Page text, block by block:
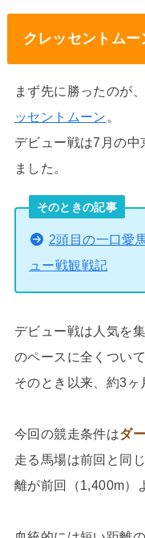
クレッセントムー
まず先に勝ったのが
ッセントムーン 。
デビュー戦は7月の中
ました。
そのときの記事
2頭目の一口愛
ュー戦観戦記
デビュー戦は人気を
のペースに全くつい
そのとき以来、約3ヶ
今回の競走条件はダ
走る馬場は前回と同
離が前回（1,400m）